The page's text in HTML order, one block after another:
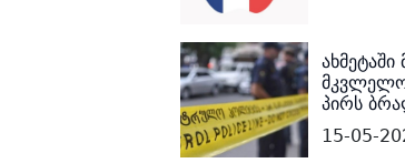
პირს
15-05-